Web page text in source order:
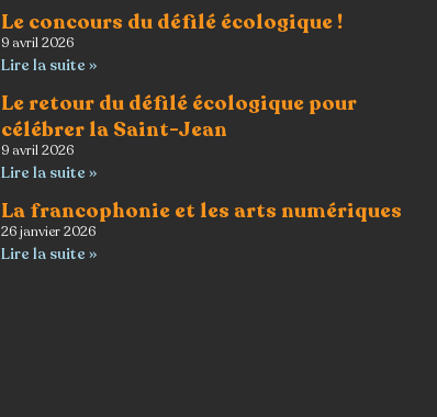
Le concours du défilé écologique !
9 avril 2026
Lire la suite »
Le retour du défilé écologique pour
célébrer la Saint-Jean
9 avril 2026
Lire la suite »
La francophonie et les arts numériques
26 janvier 2026
Lire la suite »